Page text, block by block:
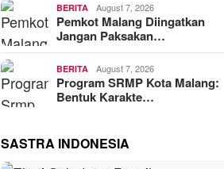
BERITA August 7, 2026
Pemkot Malang Diingatkan
Jangan Paksakan…
BERITA August 7, 2026
Program SRMP Kota Malang:
Bentuk Karakte…
SASTRA INDONESIA